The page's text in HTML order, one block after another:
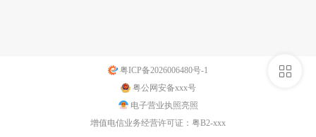
粤ICP备2026006480号-1
粤公网安备xxx号
电子营业执照亮照
增值电信业务经营许可证：粤B2-xxx